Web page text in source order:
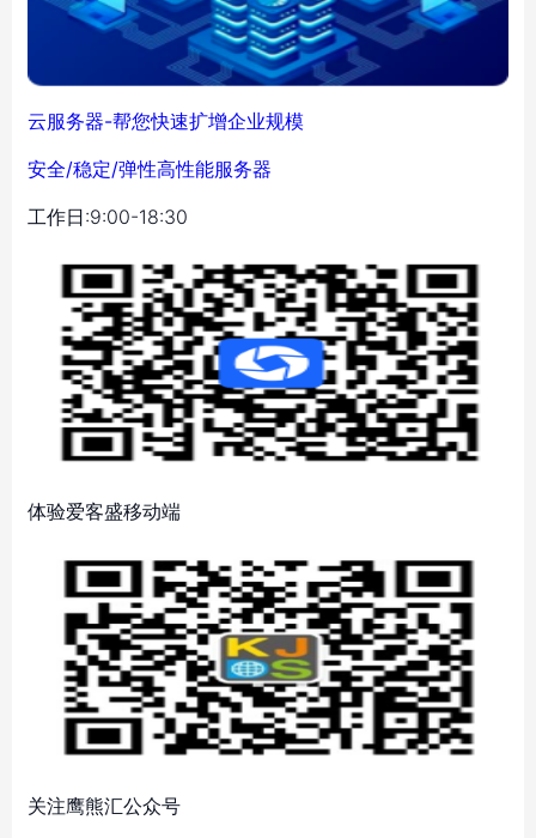
云服务器-帮您快速扩增企业规模
安全/稳定/弹性高性能服务器
工作日:9:00-18:30
体验爱客盛移动端
关注鹰熊汇公众号